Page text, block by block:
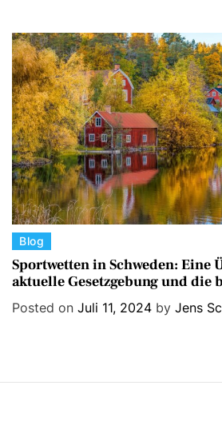
o
r
i
e
s
C
a
t
e
i
Blog
Sportwetten in Schweden: Eine
aktuelle Gesetzgebung und die
Posted on Juli 11, 2024 by Jens